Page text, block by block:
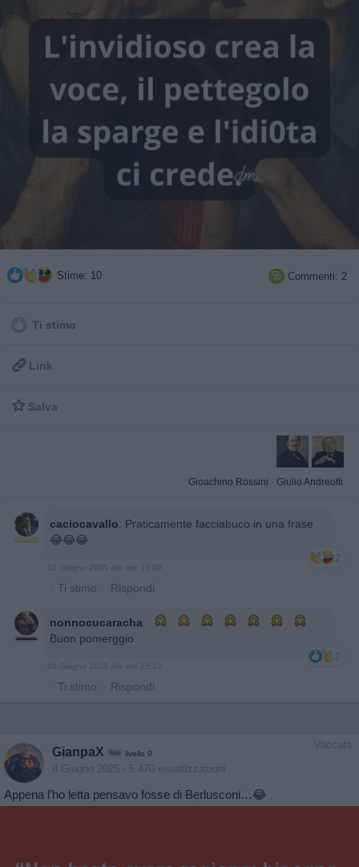
Stime: 10  Commenti: 2
Ti stimo
 Link
 Salva
Gioachino Rossini · Giulio Andreotti
caciocavallo: Praticamente facciabuco in una frase
😂😂😂
2
16 Giugno 2025 alle ore 15:09
· Ti stimo · Rispondi
nonnocucaracha:
Buon pomerggio
2
16 Giugno 2025 alle ore 15:12
· Ti stimo · Rispondi
Vaccata
GianpaX livello 9
8 Giugno 2025 - 5.470 visualizzazioni
Appena l’ho letta pensavo fosse di Berlusconi…😂